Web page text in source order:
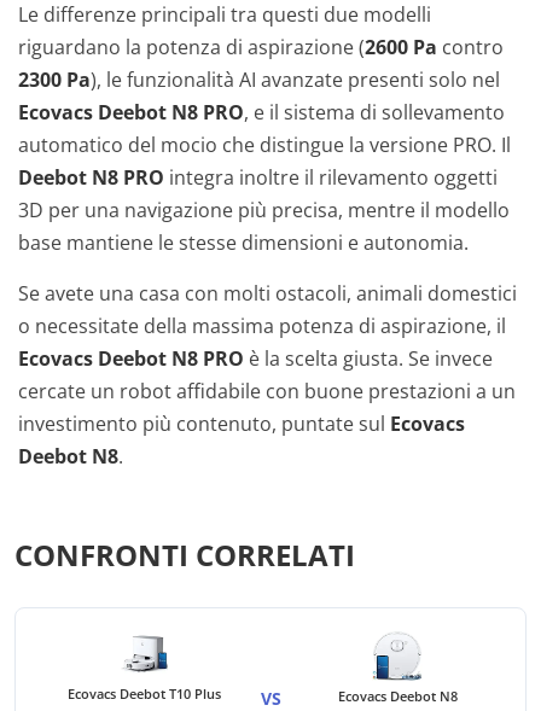
Le differenze principali tra questi due modelli
riguardano la potenza di aspirazione (2600 Pa contro
2300 Pa), le funzionalità AI avanzate presenti solo nel
Ecovacs Deebot N8 PRO, e il sistema di sollevamento
automatico del mocio che distingue la versione PRO. Il
Deebot N8 PRO integra inoltre il rilevamento oggetti
3D per una navigazione più precisa, mentre il modello
base mantiene le stesse dimensioni e autonomia.
Se avete una casa con molti ostacoli, animali domestici
o necessitate della massima potenza di aspirazione, il
Ecovacs Deebot N8 PRO è la scelta giusta. Se invece
cercate un robot affidabile con buone prestazioni a un
investimento più contenuto, puntate sul Ecovacs
Deebot N8.
CONFRONTI CORRELATI
Ecovacs Deebot T10 Plus VS Ecovacs Deebot N8